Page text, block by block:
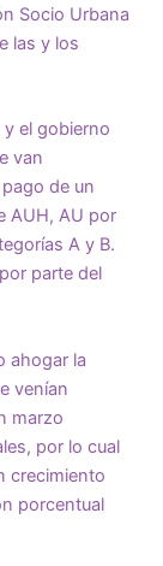
Socio Urbana
las y los
el gobierno
van
de un
AUH, AU por
A y B.
parte del
ahogar la
venían
marzo
por lo cual
crecimiento
porcentual